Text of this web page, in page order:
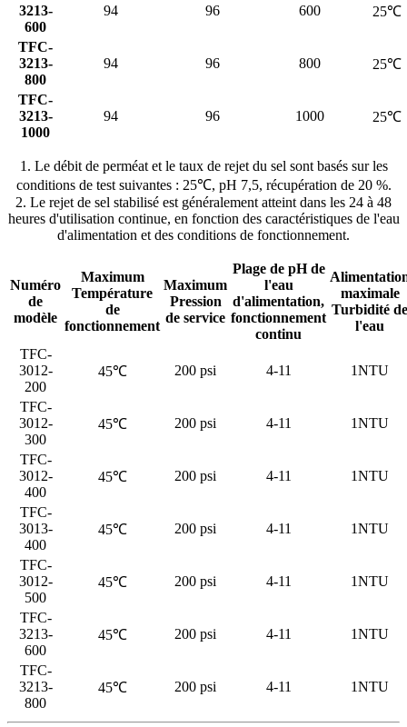
3213-
600
94 96 600 25℃
TFC-
3213-
800
94 96 800 25℃
TFC-
3213-
1000
94 96 1000 25℃
1. Le débit de perméat et le taux de rejet du sel sont basés sur les
conditions de test suivantes : 25℃, pH 7,5, récupération de 20 %.
2. Le rejet de sel stabilisé est généralement atteint dans les 24 à 48
heures d'utilisation continue, en fonction des caractéristiques de l'eau
d'alimentation et des conditions de fonctionnement.
Numéro
de
modèle
Maximum
Température
de
fonctionnement
Maximum
Pression
de service
Plage de pH de
l'eau
d'alimentation,
fonctionnement
continu
maximale
Turbidité de
l'eau
TFC-
3012-
200
45℃ 200 psi 4-11 1NTU
TFC-
3012-
300
45℃ 200 psi 4-11 1NTU
TFC-
3012-
400
45℃ 200 psi 4-11 1NTU
TFC-
3013-
400
45℃ 200 psi 4-11 1NTU
TFC-
3012-
500
45℃ 200 psi 4-11 1NTU
TFC-
3213-
600
45℃ 200 psi 4-11 1NTU
TFC-
3213-
800
45℃ 200 psi 4-11 1NTU